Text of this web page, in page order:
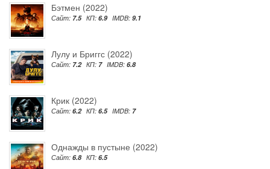
Бэтмен (2022)
Сайт: 7.5 КП: 6.9 IMDB: 9.1
Лулу и Бриггс (2022)
Сайт: 7.2 КП: 7 IMDB: 6.8
Крик (2022)
Сайт: 6.2 КП: 6.5 IMDB: 7
Однажды в пустыне (2022)
Сайт: 6.8 КП: 6.5